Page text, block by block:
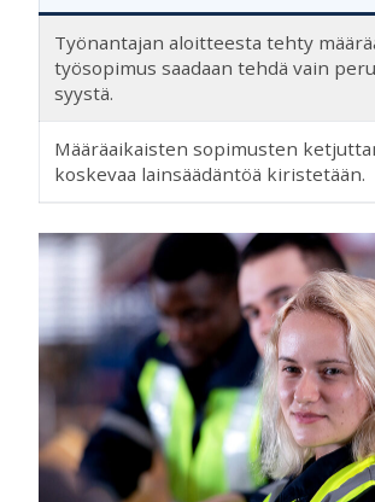
Työnantajan aloitteesta tehty
työsopimus saadaan tehdä vain
syystä.
Määräaikaisten sopimusten
koskevaa lainsäädäntöä kiristetään.